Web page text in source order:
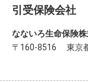
引受保険会社
なないろ生命保険
〒160-8516 東京